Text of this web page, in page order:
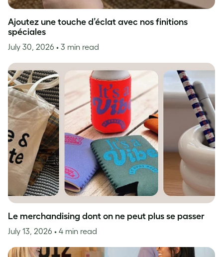
Ajoutez une touche d’éclat avec nos finitions
spéciales
July 30, 2026 • 3 min read
Le merchandising dont on ne peut plus se passer
July 13, 2026 • 4 min read